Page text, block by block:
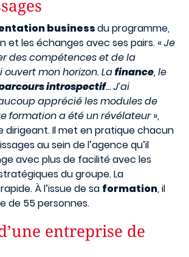
businessdu programme,
et les échanges avec ses pairs. «Je
des compétences et de la
ouvert mon horizon. Lafinance, le
introspectif… J’ai
apprécié les modules de
formation a été un révélateur»,
dirigeant. Il met en pratique chacun
au sein de l’agence qu’il
avec plus de facilité avec les
du groupe. La
À l’issue de sa formation, il
de 55 personnes.
entreprise de